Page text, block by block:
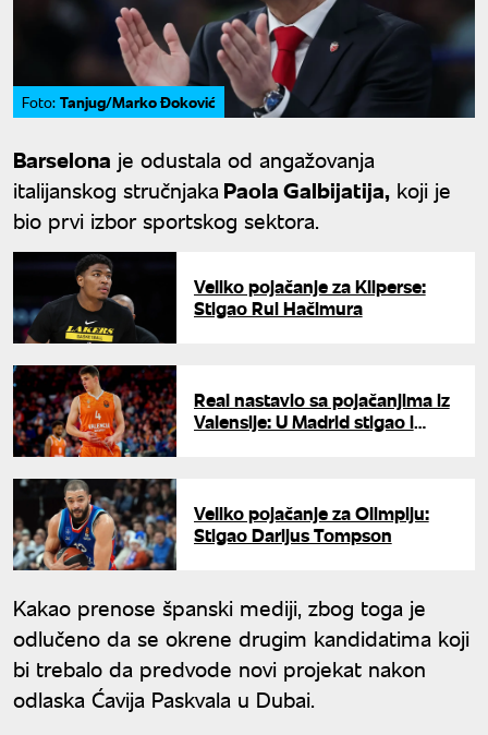
Foto: Tanjug/Marko Đoković
Barselona je odustala od angažovanja
italijanskog stručnjaka Paola Galbijatija, koji je
bio prvi izbor sportskog sektora.
Veliko pojačanje za Kliperse:
Stigao Rui Hačimura
Real nastavio sa pojačanjima iz
Valensije: U Madrid stigao i
Veliko pojačanje za Olimpiju:
Stigao Darijus Tompson
Kakao prenose španski mediji, zbog toga je
odlučeno da se okrene drugim kandidatima koji
bi trebalo da predvode novi projekat nakon
odlaska Ćavija Paskvala u Dubai.